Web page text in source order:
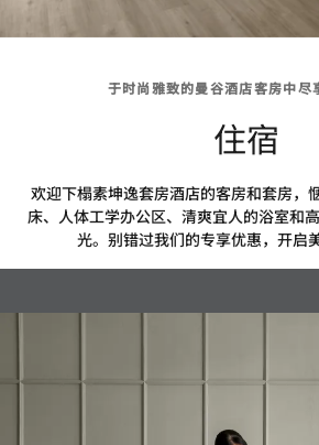
于时尚雅致的曼谷酒店客房中尽
住宿
欢迎下榻素坤逸套房酒店的客房和套房，
床、人体工学办公区、清爽宜人的浴室和
光。别错过我们的专享优惠，开启